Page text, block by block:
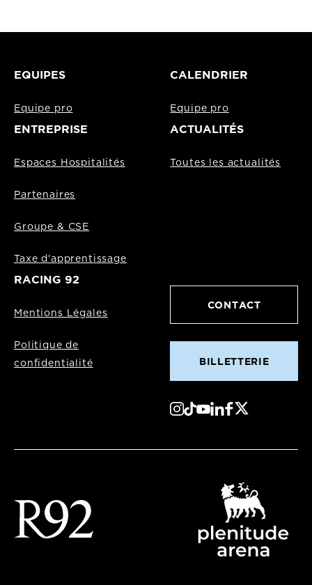
EQUIPES
Equipe pro
CALENDRIER
Equipe pro
ENTREPRISE
Espaces Hospitalités
Partenaires
Groupe & CSE
Taxe d'apprentissage
ACTUALITÉS
Toutes les actualités
RACING 92
Mentions Légales
Politique de
confidentialité
CONTACT
BILLETTERIE